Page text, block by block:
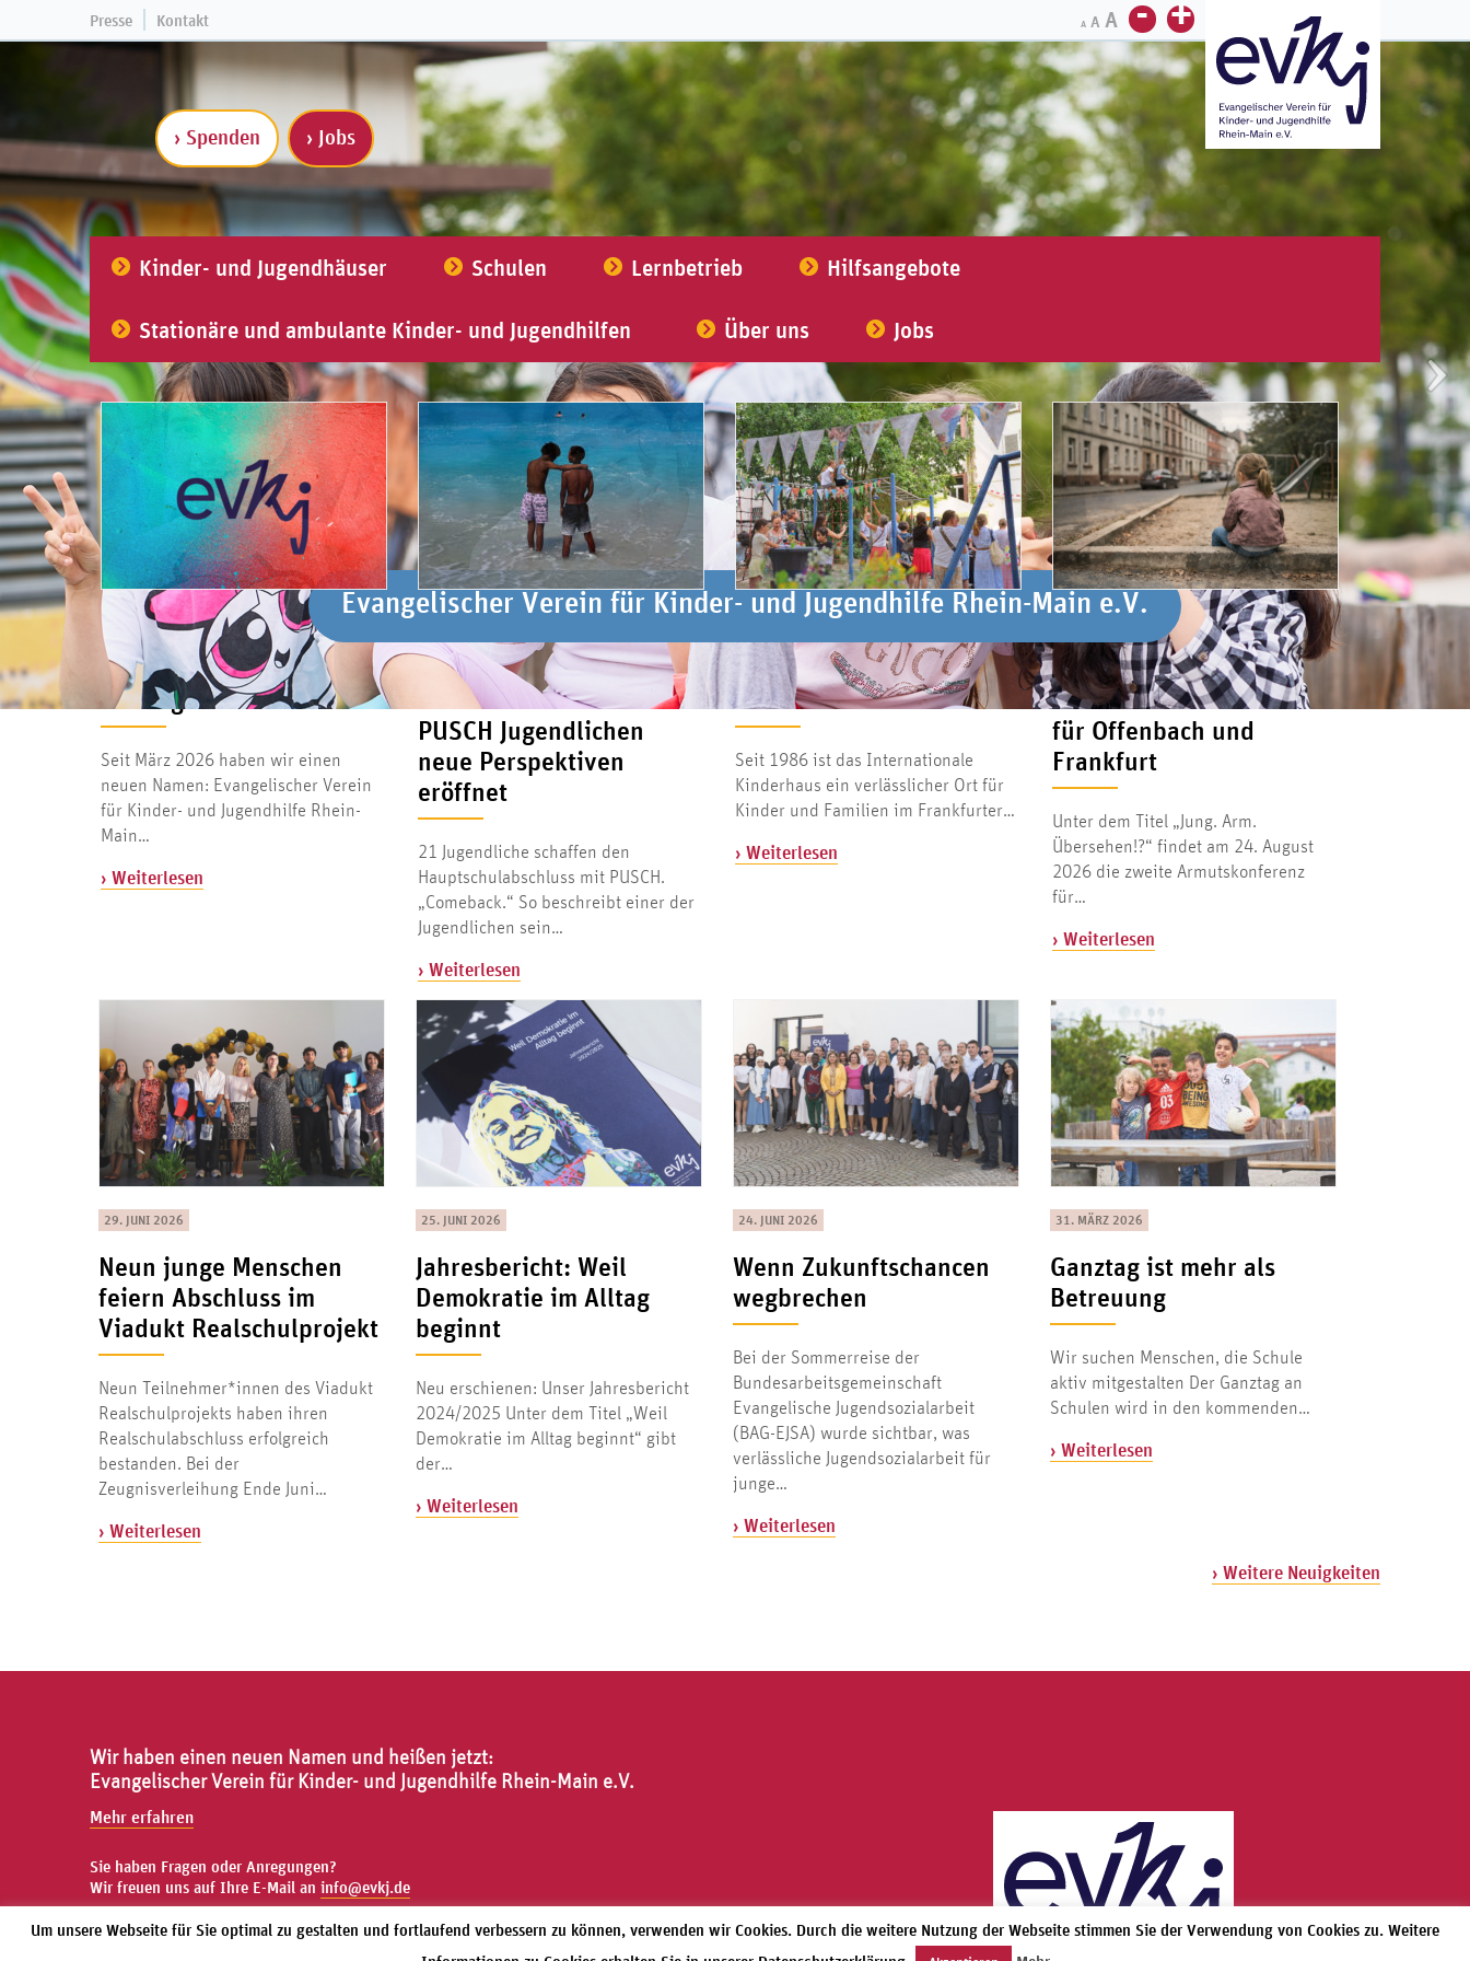
Presse Kontakt +
-
A A A
Evangelischer Verein für Kinder- und Jugendhilfe Rhein-Main e.V.
Evangelischer Verein für Kinder- und Jugendhilfe Rhein-Main e.V.
› Spenden › Jobs
Kinder- und Jugendhäuser Schulen Lernbetrieb Hilfsangebote
Stationäre und ambulante Kinder- und Jugendhilfen Über uns Jobs
20. JULI 2026
Neuer Name. Gleicher
Auftrag.
Seit März 2026 haben wir einen
neuen Namen: Evangelischer Verein
für Kinder- und Jugendhilfe Rhein-
Main…
› Weiterlesen
Mehr als ein
Schulabschluss – wie
PUSCH Jugendlichen
neue Perspektiven
eröffnet
21 Jugendliche schaffen den
Hauptschulabschluss mit PUSCH.
„Comeback.“ So beschreibt einer der
Jugendlichen sein…
› Weiterlesen
14. JULI 2026
40 Jahre Internationales
Kinderhaus
Seit 1986 ist das Internationale
Kinderhaus ein verlässlicher Ort für
Kinder und Familien im Frankfurter…
› Weiterlesen
Jung. Arm. Übersehen!?
Zweite Armutskonferenz
für Offenbach und
Frankfurt
Unter dem Titel „Jung. Arm.
Übersehen!?“ findet am 24. August
2026 die zweite Armutskonferenz
für…
› Weiterlesen
29. JUNI 2026
Neun junge Menschen
feiern Abschluss im
Viadukt Realschulprojekt
Neun Teilnehmer*innen des Viadukt
Realschulprojekts haben ihren
Realschulabschluss erfolgreich
bestanden. Bei der
Zeugnisverleihung Ende Juni…
› Weiterlesen
25. JUNI 2026
Jahresbericht: Weil
Demokratie im Alltag
beginnt
Neu erschienen: Unser Jahresbericht
2024/2025 Unter dem Titel „Weil
Demokratie im Alltag beginnt“ gibt
der…
› Weiterlesen
24. JUNI 2026
Wenn Zukunftschancen
wegbrechen
Bei der Sommerreise der
Bundesarbeitsgemeinschaft
Evangelische Jugendsozialarbeit
(BAG-EJSA) wurde sichtbar, was
verlässliche Jugendsozialarbeit für
junge…
› Weiterlesen
31. MÄRZ 2026
Ganztag ist mehr als
Betreuung
Wir suchen Menschen, die Schule
aktiv mitgestalten Der Ganztag an
Schulen wird in den kommenden…
› Weiterlesen
› Weitere Neuigkeiten
Wir haben einen neuen Namen und heißen jetzt:
Evangelischer Verein für Kinder- und Jugendhilfe Rhein-Main e.V.
Mehr erfahren
Sie haben Fragen oder Anregungen?
Wir freuen uns auf Ihre E-Mail an info@evkj.de
Um unsere Webseite für Sie optimal zu gestalten und fortlaufend verbessern zu können, verwenden wir Cookies. Durch die weitere Nutzung der Webseite stimmen Sie der Verwendung von Cookies zu. Weitere